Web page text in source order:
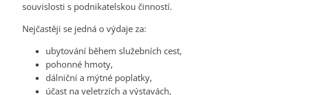
souvislosti s podnikatelskou činností.
Nejčastěji se jedná o výdaje za:
ubytování během služebních cest,
pohonné hmoty,
dálniční a mýtné poplatky,
účast na veletrzích a výstavách,